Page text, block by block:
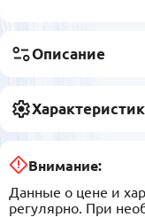
Описание
Внимание:
Данные о цене и
регулярно. При